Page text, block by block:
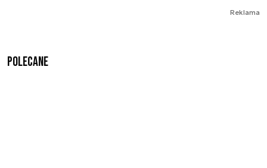
Reklama
Polecane